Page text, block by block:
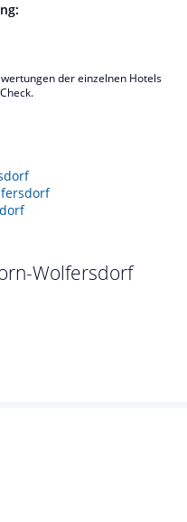
der einzelnen Hotels
Wolfersdorf